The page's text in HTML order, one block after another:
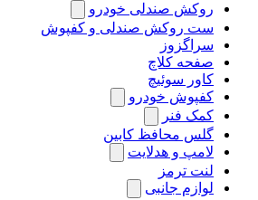
روکش صندلی خودرو
ست روکش صندلی و کفپوش
سراگزوز
صفحه کلاچ
کاور سوئیچ
کفپوش خودرو
کمک فنر
گلس محافظ کابین
لامپ و هدلایت
لنت ترمز
لوازم جانبی